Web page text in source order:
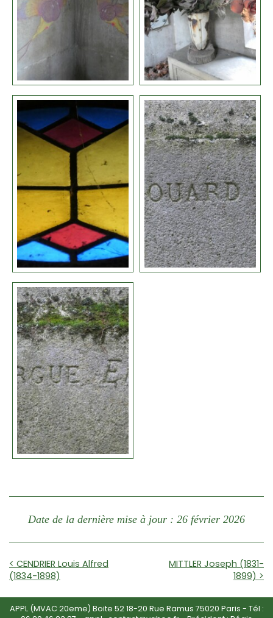
Date de la dernière mise à jour : 26 février 2026
< CENDRIER Louis Alfred
(1834-1898)
MITTLER Joseph (1831-
1899) >
APPL (MVAC 20eme) Boite 52 18-20 Rue Ramus 75020 Paris - Tél :